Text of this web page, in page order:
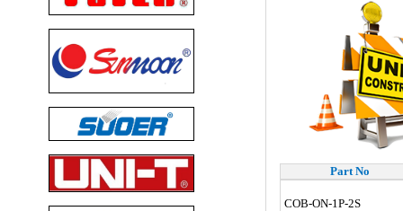
Part No
COB-ON-1P-2S